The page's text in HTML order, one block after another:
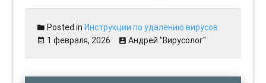
Posted inИнструкции по удалению вирусов
1 февраля, 2026
Андрей "Вирусолог"